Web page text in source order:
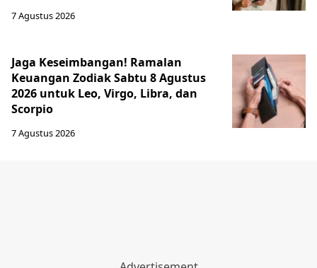
7 Agustus 2026
Jaga Keseimbangan! Ramalan
Keuangan Zodiak Sabtu 8 Agustus
2026 untuk Leo, Virgo, Libra, dan
Scorpio
7 Agustus 2026